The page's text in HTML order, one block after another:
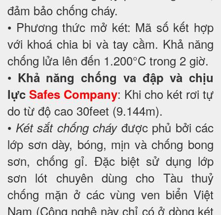
đảm bảo chống cháy.
• Phương thức mở két: Mã số kết hợp
với khoá chia bi và tay cầm. Khả năng
chống lửa lên đến 1.200°C trong 2 giờ.
• Khả năng chống va đập và chịu
lực Safes Company: Khi cho két rơi tự
do từ độ cao 30feet (9.144m).
• Két sắt chống cháyđược phủ bởi các
lớp sơn dày, bóng, mịn và chống bong
sơn, chống gỉ. Đặc biệt sử dụng lớp
sơn lót chuyên dùng cho Tàu thuỷ
chống mặn ở các vùng ven biển Việt
Nam (Công nghệ này chỉ có ở dòng két